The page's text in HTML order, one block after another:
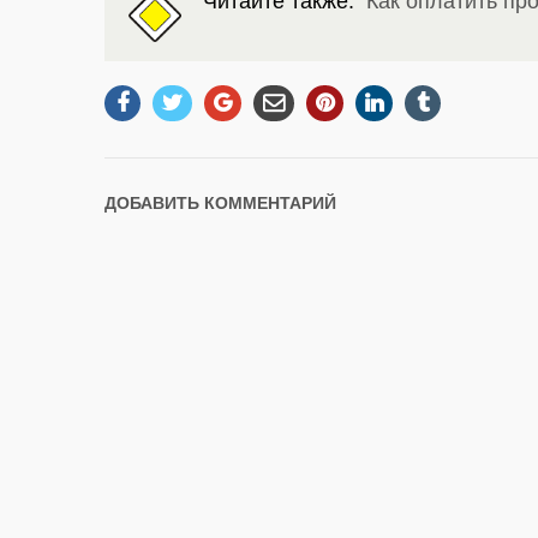
ДОБАВИТЬ КОММЕНТАРИЙ